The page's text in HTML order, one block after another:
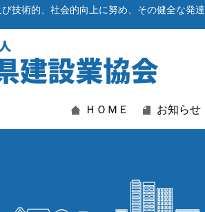
技術的、社会的向上に努め、その健全な発
ＨＯＭＥ お知らせ